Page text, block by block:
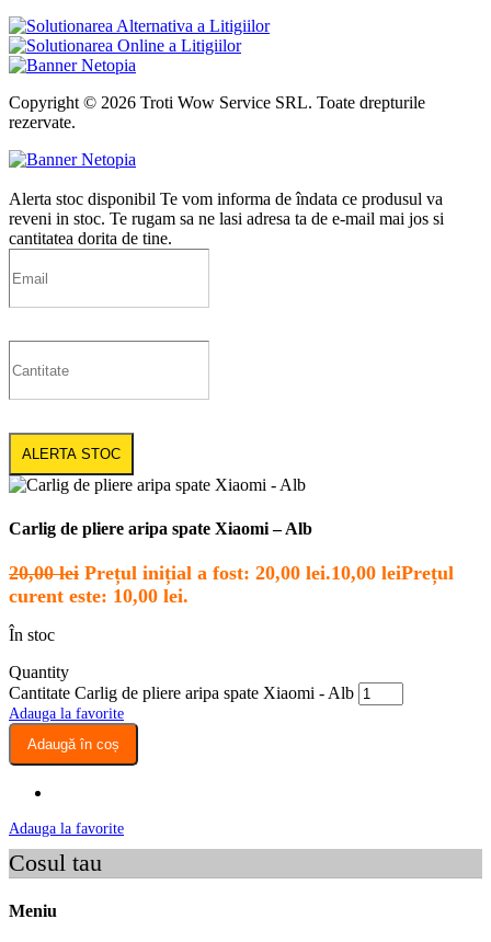
Copyright © 2026 Troti Wow Service SRL. Toate drepturile
rezervate.
Alerta stoc disponibil Te vom informa de îndata ce produsul va
reveni in stoc. Te rugam sa ne lasi adresa ta de e-mail mai jos si
cantitatea dorita de tine.
ALERTA STOC
Carlig de pliere aripa spate Xiaomi – Alb
20,00lei Prețul inițial a fost: 20,00 lei.10,00 leiPrețul
curent este: 10,00 lei.
În stoc
Quantity
Cantitate Carlig de pliere aripa spate Xiaomi - Alb
Adauga la favorite
Adaugă în coș
Adauga la favorite
Cosul tau
Meniu